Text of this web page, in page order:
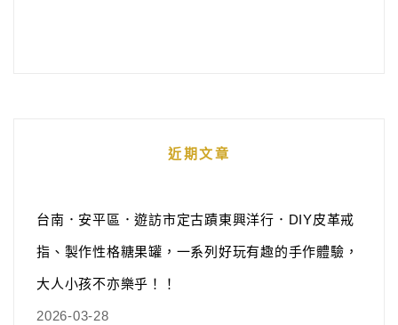
近期文章
台南．安平區．遊訪市定古蹟東興洋行．DIY皮革戒
指、製作性格糖果罐，一系列好玩有趣的手作體驗，
大人小孩不亦樂乎！！
2026-03-28